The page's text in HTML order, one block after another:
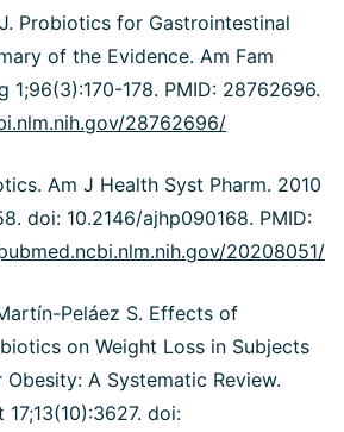
Probiotics for Gastrointestinal
of the Evidence. Am Fam
1;96(3):170-178. PMID: 28762696.
28762696/
Am J Health Syst Pharm. 2010
doi: 10.2146/ajhp090168. PMID:
20208051/
Peláez S. Effects of
on Weight Loss in Subjects
A Systematic Review.
doi: